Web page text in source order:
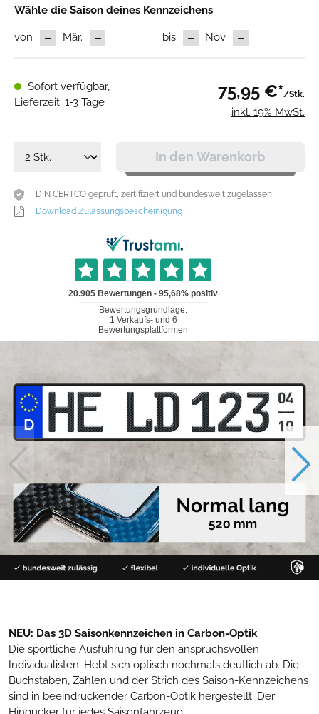
Wähle die Saison deines Kennzeichens
von Mär. bis Nov.
Sofort verfügbar,
Lieferzeit: 1-3 Tage
75,95 €*/Stk.
inkl. 19% MwSt.
In den Warenkorb
DIN CERTCO geprüft, zertifiziert und bundesweit zugelassen
Download Zulassungsbescheinigung
NEU: Das 3D Saisonkennzeichen in Carbon-Optik
Die sportliche Ausführung für den anspruchsvollen
Individualisten. Hebt sich optisch nochmals deutlich ab. Die
Buchstaben, Zahlen und der Strich des Saison-Kennzeichens
sind in beeindruckender Carbon-Optik hergestellt. Der